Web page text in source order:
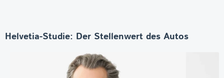
Helvetia-Studie: Der Stellenwert des Autos